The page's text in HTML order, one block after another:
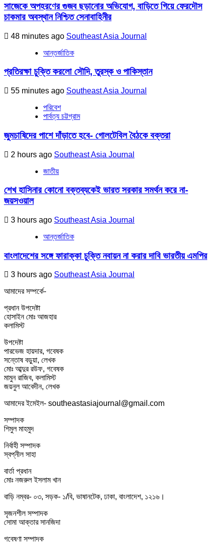
সাজেকে অপহরণের গুজব ছড়ানোর অভিযোগ, বাড়িতে গিয়ে ফেরদৌস
চাকমার অবস্থান নিশ্চিত সেনাবাহিনীর
48 minutes ago Southeast Asia Journal
আন্তর্জাতিক
প্রতিরক্ষা চুক্তি করলো সৌদি, তুরস্ক ও পাকিস্তান
55 minutes ago Southeast Asia Journal
পরিবেশ
পার্বত্য চট্টগ্রাম
জুমচাষিদের পাশে দাঁড়াতে হবে- গোলটেবিল বৈঠকে বক্তরা
2 hours ago Southeast Asia Journal
জাতীয়
শেখ হাসিনার কোনো বক্তব্যকেই ভারত সরকার সমর্থন করে না-
জয়সওয়াল
3 hours ago Southeast Asia Journal
আন্তর্জাতিক
বাংলাদেশের সঙ্গে ফারাক্কা চুক্তি নবায়ন না করার দাবি ভারতীয় এমপির
3 hours ago Southeast Asia Journal
আমাদের সম্পর্কে-
প্রধান উপদেষ্টা
হোসাইন মোঃ আজহার
কলামিস্ট
উপদেষ্টা
পারভেজ হায়দার, গবেষক
সন্তোষ বড়ুয়া, লেখক
মোঃ আব্দুর রউফ, গবেষক
মামুন রাজিব, কলামিস্ট
জয়নুল আবেদীন, লেখক
আমাদের ইমেইল- southeastasiajournal@gmail.com
সম্পাদক
শিমুল মাহমুদ
নির্বাহী সম্পাদক
স্বপ্নীল সাহা
বার্তা প্রধান
মোঃ নজরুল ইসলাম খান
বাড়ি নম্বর- ০৩, সড়ক- ১/বি, ভাষানটেক, ঢাকা, বাংলাদেশ, ১২১৬।
সৃজনশীল সম্পাদক
সোমা আক্তার সানজিদা
গবেষণা সম্পাদক